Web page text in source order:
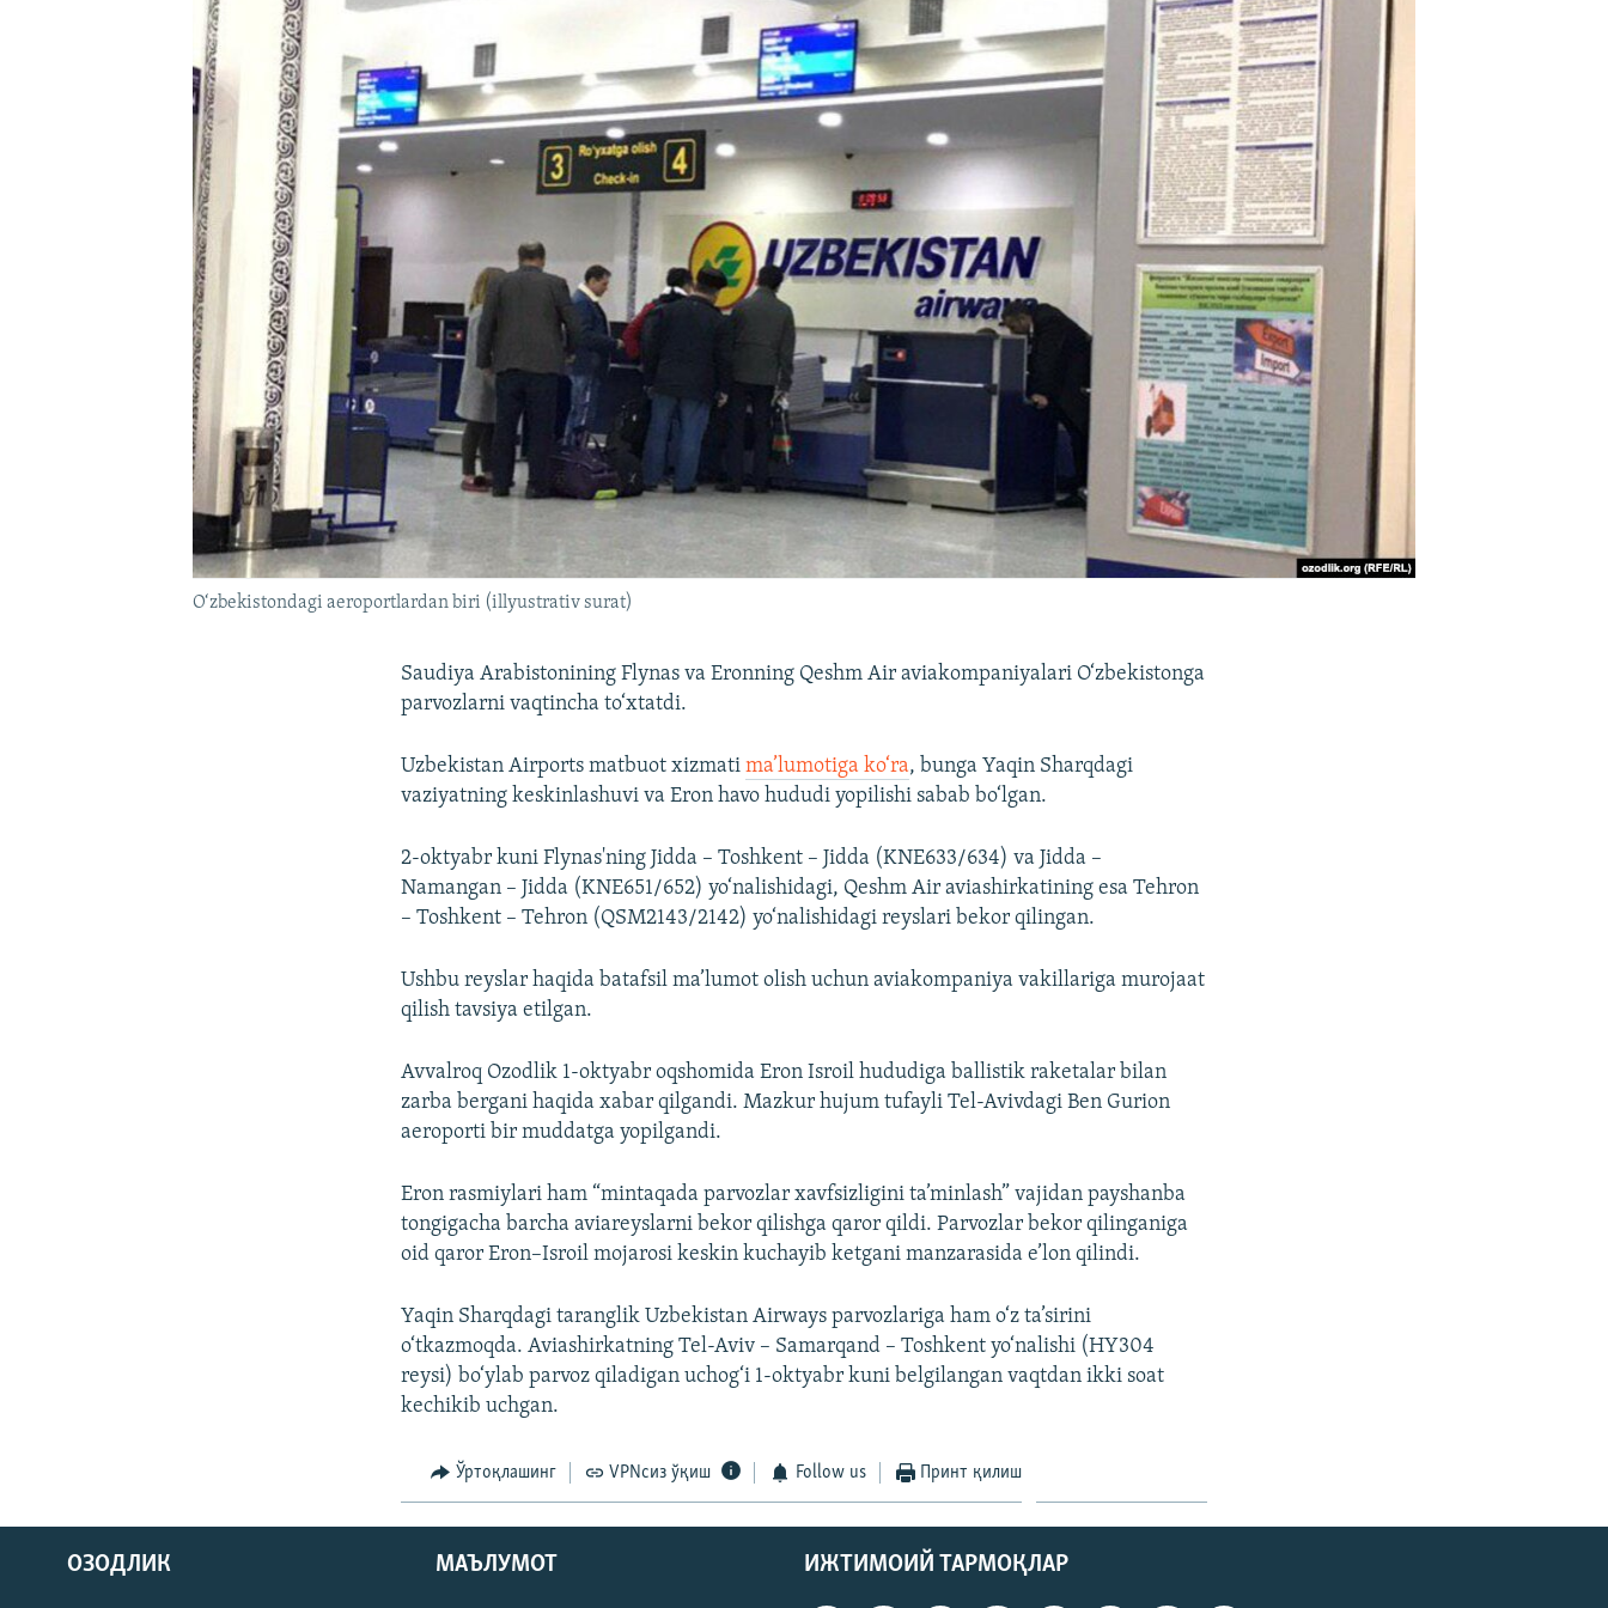
O‘zbekistondagi aeroportlardan biri (illyustrativ surat)
Saudiya Arabistonining Flynas va Eronning Qeshm Air aviakompaniyalari O‘zbekistonga
parvozlarni vaqtincha to‘xtatdi.
Uzbekistan Airports matbuot xizmatima’lumotiga ko‘ra, bunga Yaqin Sharqdagi
vaziyatning keskinlashuvi va Eron havo hududi yopilishi sabab bo‘lgan.
2-oktyabr kuni Flynas'ning Jidda – Toshkent – Jidda (KNE633/634) va Jidda –
Namangan – Jidda (KNE651/652) yo‘nalishidagi, Qeshm Air aviashirkatining esa Tehron
– Toshkent – Tehron (QSM2143/2142) yo‘nalishidagi reyslari bekor qilingan.
Ushbu reyslar haqida batafsil ma’lumot olish uchun aviakompaniya vakillariga murojaat
qilish tavsiya etilgan.
Avvalroq Ozodlik 1-oktyabr oqshomida Eron Isroil hududiga ballistik raketalar bilan
zarba bergani haqida xabar qilgandi. Mazkur hujum tufayli Tel-Avivdagi Ben Gurion
aeroporti bir muddatga yopilgandi.
Eron rasmiylari ham “mintaqada parvozlar xavfsizligini ta’minlash” vajidan payshanba
tongigacha barcha aviareyslarni bekor qilishga qaror qildi. Parvozlar bekor qilinganiga
oid qaror Eron–Isroil mojarosi keskin kuchayib ketgani manzarasida e’lon qilindi.
Yaqin Sharqdagi taranglik Uzbekistan Airways parvozlariga ham o‘z ta’sirini
o‘tkazmoqda. Aviashirkatning Tel-Aviv – Samarqand – Toshkent yo‘nalishi (HY304
reysi) bo‘ylab parvoz qiladigan uchog‘i 1-oktyabr kuni belgilangan vaqtdan ikki soat
kechikib uchgan.
Ўртоқлашинг VPNсиз ўқиш Follow us Принт қилиш
ИЖТИМОИЙ ТАРМОҚЛАР
ОЗОДЛИК МАЪЛУМОТ